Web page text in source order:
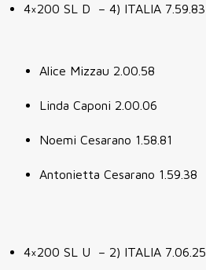
4×200 SL D – 4) ITALIA 7.59.83
Alice Mizzau 2.00.58
Linda Caponi 2.00.06
Noemi Cesarano 1.58.81
Antonietta Cesarano 1.59.38
4×200 SL U – 2) ITALIA 7.06.25